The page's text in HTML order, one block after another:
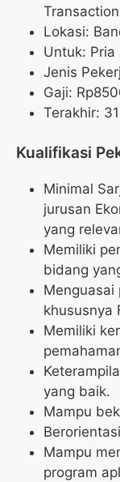
Transaction
Lokasi:
Untuk: Pria
Jenis
Gaji: Rp
Terakhir:
Kualifikasi
Minimal
jurusan
yang
Memiliki
bidang
Menguasai
khususnya
Memiliki
yang baik.
Mampu
Mampu
program